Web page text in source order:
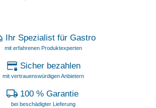
Ihr Spezialist für Gastro
mit erfahrenen Produktexperten
Sicher bezahlen
mit vertrauenswürdigen Anbietern
100 % Garantie
bei beschädigter Lieferung